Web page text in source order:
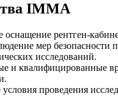
IMMA
оснащение рентген-
мер безопасности
исследований.
и квалифицированные
проведения